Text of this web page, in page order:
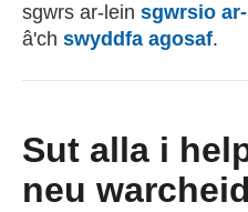
sgwrs ar-lein sgwrsio
â'ch swyddfa agosaf.
Sut alla i
neu